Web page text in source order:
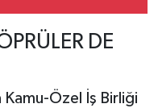
DE
Kamu-Özel İş Birliği